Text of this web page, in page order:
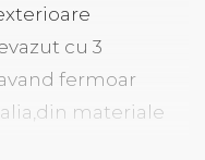
cu 3
fermoar
materiale